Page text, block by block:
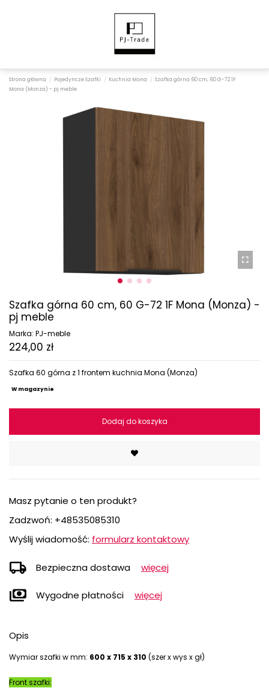
Strona główna Pojedyncze Szafki Kuchnia Mona
Szafka górna 60 cm, 60 G-72 1F
Mona (Monza) - pj meble
Szafka górna 60 cm, 60 G-72 1F Mona (Monza) -
pj meble
Marka: PJ-meble
224,00 zł
Szafka 60 górna z 1 frontem kuchnia Mona (Monza)
W magazynie
Dodaj do koszyka
Masz pytanie o ten produkt?
Zadzwoń: +48535085310
Wyślij wiadomość: formularz kontaktowy
local_shipping Bezpieczna dostawa więcej
payments Wygodne płatności więcej
Opis
Wymiar szafki w mm: 600 x 715 x 310 (szer x wys x gł)
Front szafki: